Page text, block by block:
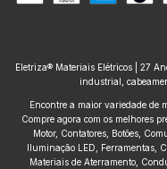
Eletriza® Materiais Elétricos | 27
industrial,
Encontre a maior variedade de
Compre agora com os melhores
Motor, Contatores, Botões,
Iluminação LED, Ferramentas,
Materiais de Aterramento,